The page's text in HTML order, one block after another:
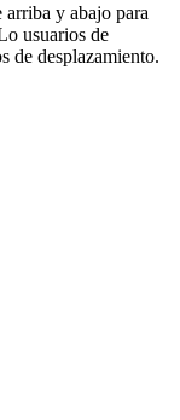
arriba y abajo para
usuarios de
de desplazamiento.